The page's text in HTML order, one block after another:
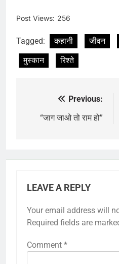
Post Views: 256
Tagged: कहानी जीवन
मुस्कान
रिश्ते
navigation
Previous:
“जाग जाओ तो राम हो”
LEAVE A REPLY
Your email address will
Required fields are
Comment *